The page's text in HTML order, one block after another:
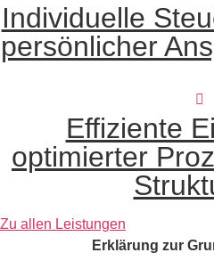
Individuelle
persönlicher
Effiziente
optimierter
Zu allen Leistungen
Erklärung zur